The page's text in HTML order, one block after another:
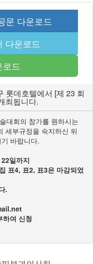
문 다운로드
다운로드
드
롯데호텔에서 [제 23 회
최됩니다.
대회의 참가를 원하시는
세부규정을 숙지하신 뒤
바랍니다.
일까지
표4, 표2, 표3은 마감되었
.
하여 신청